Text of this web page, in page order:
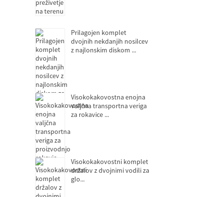
Prilagojen komplet
dvojnih nekdanjih nosilcev
z najlonskim diskom ...
Visokokakovostna enojna
valjčna transportna veriga
za rokavice ...
Visokokakovostni komplet
držalov z dvojnimi vodili za
glo...